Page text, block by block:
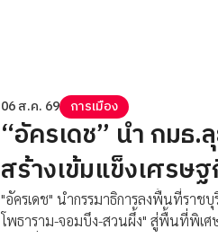
06 ส.ค. 69 การเมือง
“อัครเดช” นำ กมธ.
สร้างเข้มแข็งเศรษ
"อัครเดช" นำกรรมาธิการลงพื้นที่ราช
โพธาราม-จอมบึง-สวนผึ้ง" สู่พื้นที่พิเศ